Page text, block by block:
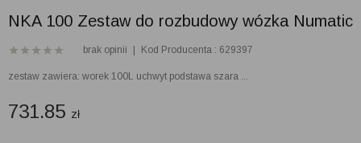
NKA 100 Zestaw do rozbudowy wózka Numatic
brak opinii Kod Producenta : 629397
zestaw zawiera: worek 100L uchwyt podstawa szara ...
731.85 zł